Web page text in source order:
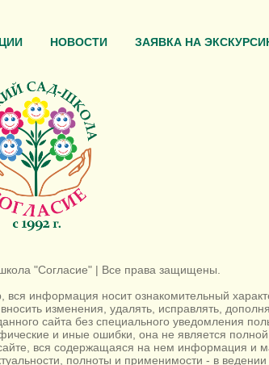
НОВОСТИ ЗАЯВКА НА
"Согласие" | Все права защищены.
информация носит ознакомительный
изменения, удалять, исправлять,
сайта без специального уведомления
и иные ошибки, она не является
вся содержащаяся на нем информация и
полноты и применимости - в ведении